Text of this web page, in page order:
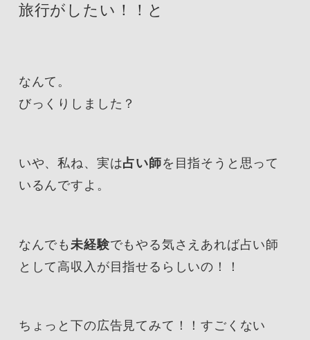
旅行がしたい！！と
なんて。
びっくりしました？
いや、私ね、実は占い師を目指そうと思って
いるんですよ。
なんでも 未経験でもやる気さえあれば占い師
として高収入が目指せるらしいの！！
ちょっと下の広告見てみて！！すごくない